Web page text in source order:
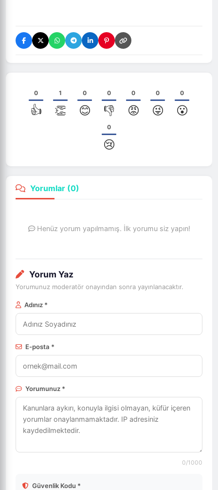
0
👍
1
👏
0
😊
0
👎
0
😡
0
😜
0
😮
0
😢
Yorumlar (0)
Henüz yorum yapılmamış. İlk yorumu siz yapın!
Yorum Yaz
Yorumunuz moderatör onayından sonra yayınlanacaktır.
Adınız *
E-posta *
Yorumunuz *
0/1000
Güvenlik Kodu *